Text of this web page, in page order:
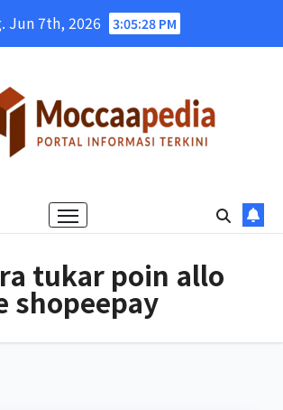
Jun 7th, 2026 3:05:29 PM
tukar poin allo
shopeepay